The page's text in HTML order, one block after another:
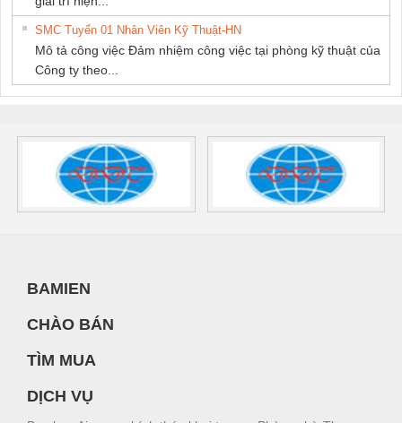
SMC Tuyển 01 Nhân Viên Kỹ Thuật-HN
Mô tả công việc Đảm nhiệm công việc tại phòng kỹ thuật của
Công ty theo...
BAMIEN
CHÀO BÁN
TÌM MUA
DỊCH VỤ